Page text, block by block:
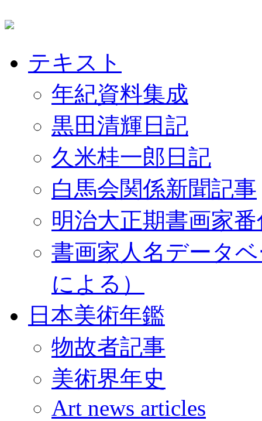
テキスト
年紀資料集成
黒田清輝日記
久米桂一郎日記
白馬会関係新聞記事
明治大正期書画家
書画家人名データ
による）
日本美術年鑑
物故者記事
美術界年史
Art news articles